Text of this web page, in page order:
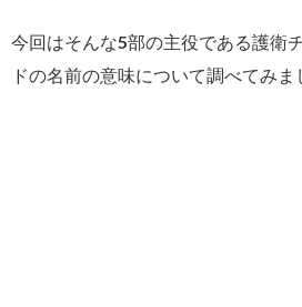
今回はそんな5部の主役である護衛
ドの名前の意味について調べてみま